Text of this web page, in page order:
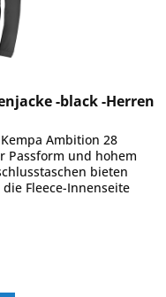
-black -Herren
Kempa Ambition 28
Passform und hohem
bieten
Fleece-Innenseite